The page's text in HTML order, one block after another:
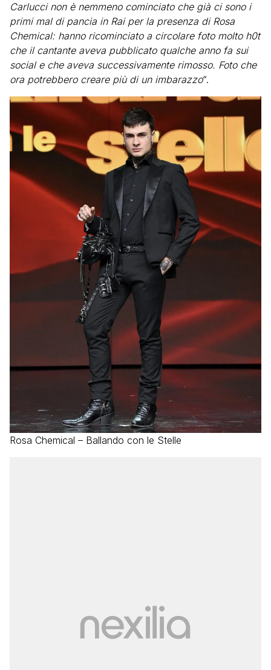
Carlucci non è nemmeno cominciato che già ci sono i
primi mal di pancia in Rai per la presenza di Rosa
Chemical: hanno ricominciato a circolare foto molto h0t
che il cantante aveva pubblicato qualche anno fa sui
social e che aveva successivamente rimosso. Foto che
ora potrebbero creare più di un imbarazzo“.
Rosa Chemical – Ballando con le Stelle